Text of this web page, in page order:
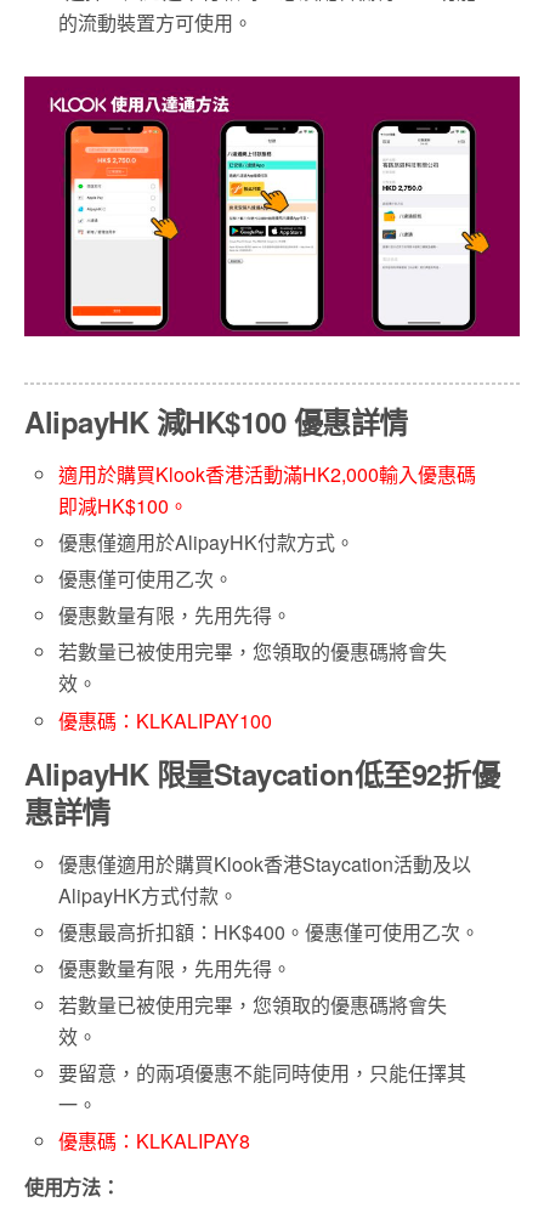
的流動裝置方可使用。
AlipayHK 減HK$100 優惠詳情
適用於購買Klook香港活動滿HK2,000輸入優惠碼
即減HK$100。
優惠僅適用於AlipayHK付款方式。
優惠僅可使用乙次。
優惠數量有限，先用先得。
若數量已被使用完畢，您領取的優惠碼將會失
效。
優惠碼：KLKALIPAY100
AlipayHK 限量Staycation低至92折優
惠詳情
優惠僅適用於購買Klook香港Staycation活動及以
AlipayHK方式付款。
優惠最高折扣額：HK$400。優惠僅可使用乙次。
優惠數量有限，先用先得。
若數量已被使用完畢，您領取的優惠碼將會失
效。
要留意，的兩項優惠不能同時使用，只能任擇其
一。
優惠碼：KLKALIPAY8
使用方法：